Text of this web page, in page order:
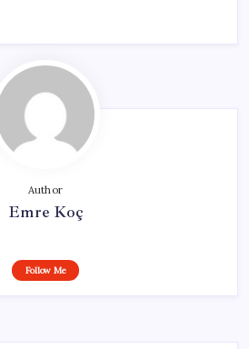
Author
Emre Koç
Follow Me